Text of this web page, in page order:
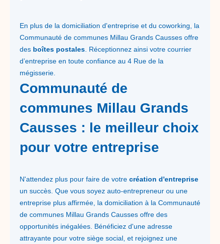
En plus de la domiciliation d'entreprise et du coworking, la
Communauté de communes Millau Grands Causses offre
des boîtes postales . Réceptionnez ainsi votre courrier
d’entreprise en toute confiance au 4 Rue de la
mégisserie.
Communauté de
communes Millau Grands
Causses : le meilleur choix
pour votre entreprise
N'attendez plus pour faire de votre création d'entreprise
un succès. Que vous soyez auto-entrepreneur ou une
entreprise plus affirmée, la domiciliation à la Communauté
de communes Millau Grands Causses offre des
opportunités inégalées. Bénéficiez d'une adresse
attrayante pour votre siège social, et rejoignez une